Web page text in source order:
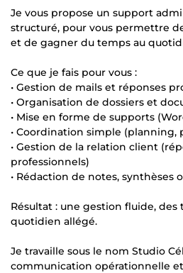
Je vous propose un support
structuré, pour vous permettre
et de gagner du temps au
Ce que je fais pour vous :
• Gestion de mails et réponses
• Organisation de dossiers et
• Mise en forme de supports
• Coordination simple (planning,
• Gestion de la relation client
professionnels)
• Rédaction de notes, synthèses
Résultat : une gestion fluide, des
quotidien allégé.
Je travaille sous le nom Studio
communication opérationnelle